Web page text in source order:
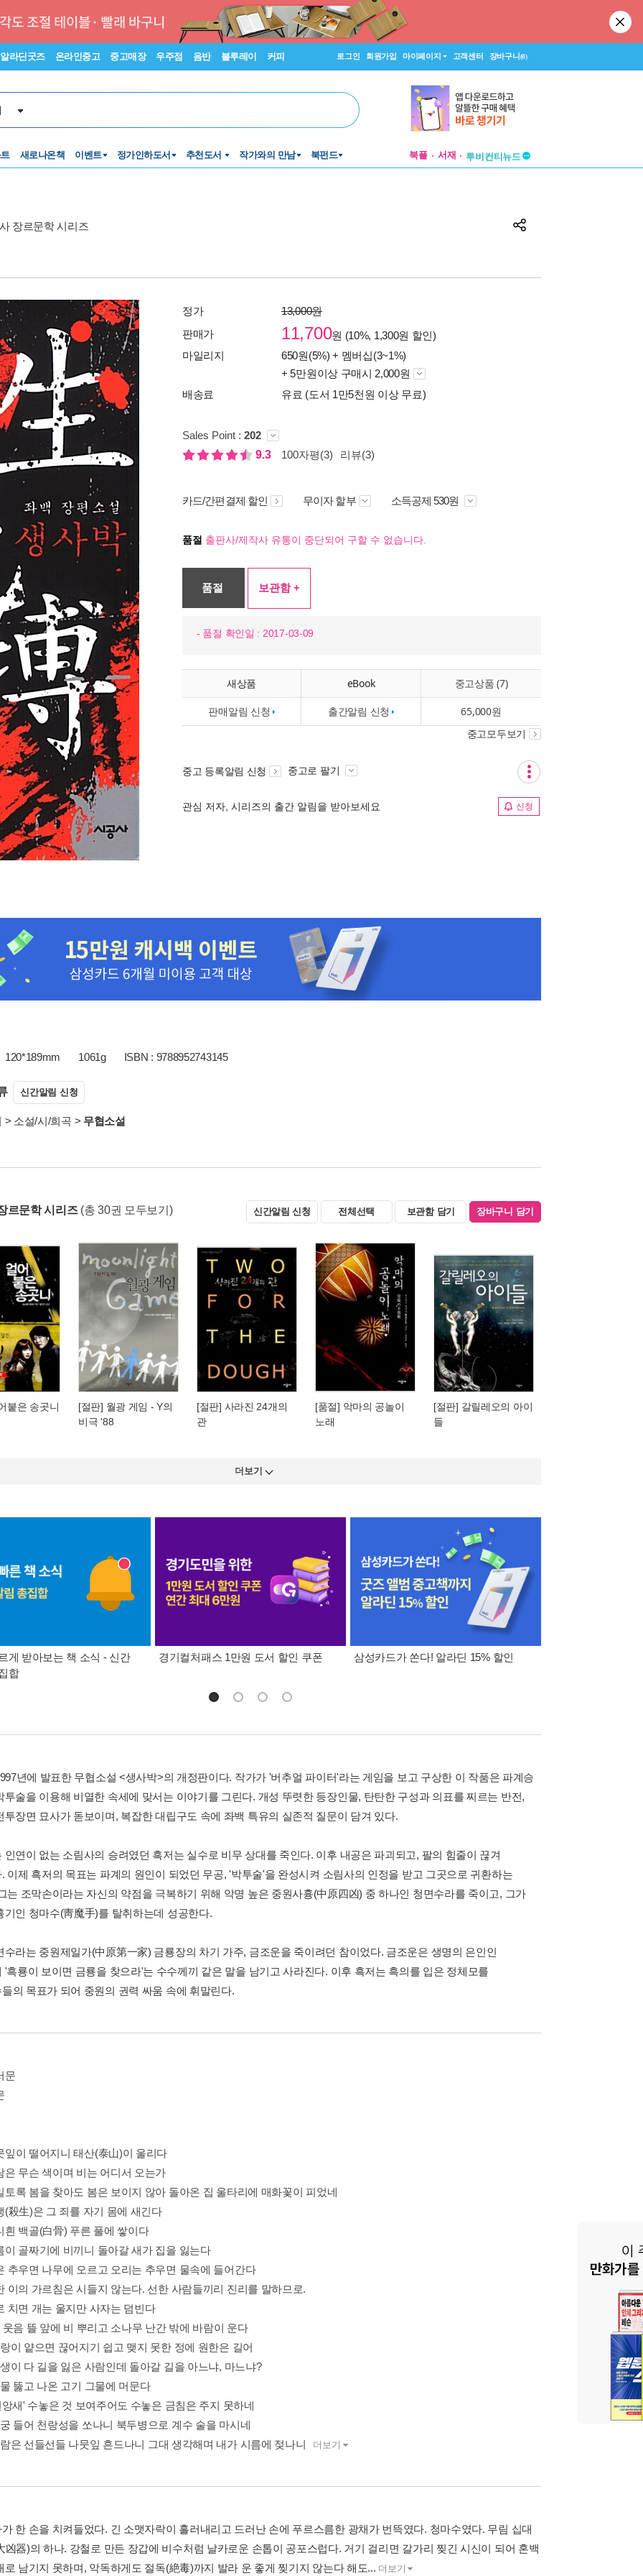
알라딘굿즈 온라인중고 중고매장 우주점 음반 블루레이 커피 로그인 회원가입 마이페이지 고객센터 장바구니(0)
새로나온책 이벤트 정가인하도서 추천도서 작가와의 만남 북펀드 북플 서재
투비컨티뉴드
장르문학 시리즈
정가
13,000원
판매가
11,700원 (10%, 1,300원 할인)
마일리지
650원(5%) + 멤버십(3~1%)
+ 5만원이상 구매시 2,000원
배송료
유료 (도서 1만5천원 이상 무료)
Sales Point : 202
9.3
100자평(3) 리뷰(3)
카드/간편결제 할인 무이자 할부 소득공제 530원
품절 출판사/제작사 유통이 중단되어 구할 수 없습니다.
품절 보관함 +
- 품절 확인일 : 2017-03-09
새상품 eBook 중고상품 (7)
판매알림 신청 출간알림 신청 65,000원
중고모두보기
중고 등록알림 신청 중고로 팔기
관심 저자, 시리즈의 출간 알림을 받아보세요 신청
120*189mm 1061g ISBN : 9788952743145
신간알림 신청
> 소설/시/희곡 > 무협소설
르문학 시리즈 (총 30권 모두보기) 신간알림 신청 전체선택 보관함 담기 장바구니 담기
붙은 송곳니
[절판] 월광 게임 - Y의
비극 '88
[절판] 사라진 24개의
관
[품절] 악마의 공놀이
노래
[절판] 갈릴레오의 아이
들
더보기
게 받아보는 책 소식 - 신간
합
경기컬처패스 1만원 도서 할인 쿠폰 삼성카드가 쏜다! 알라딘 15% 할인
년에 발표한 무협소설 <생사박>의 개정판이다. 작가가 '버추얼 파이터'라는 게임을 보고 구상한 이 작품은 파계승
투술을 이용해 비열한 속세에 맞서는 이야기를 그린다. 개성 뚜렷한 등장인물, 탄탄한 구성과 의표를 찌르는 반전,
투장면 묘사가 돋보이며, 복잡한 대립구도 속에 좌백 특유의 실존적 질문이 담겨 있다.
인연이 없는 소림사의 승려였던 흑저는 실수로 비무 상대를 죽인다. 이후 내공은 파괴되고, 팔의 힘줄이 끊겨
이제 흑저의 목표는 파계의 원인이 되었던 무공, '박투술'을 완성시켜 소림사의 인정을 받고 그곳으로 귀환하는
는 조막손이라는 자신의 약점을 극복하기 위해 악명 높은 중원사흉(中原四凶) 중 하나인 청면수라를 죽이고, 그가
기인 청마수(靑魔手)를 탈취하는데 성공한다.
수라는 중원제일가(中原第一家) 금룡장의 차기 가주, 금조운을 죽이려던 참이었다. 금조운은 생명의 은인인
'흑룡이 보이면 금룡을 찾으라'는 수수께끼 같은 말을 남기고 사라진다. 이후 흑저는 흑의를 입은 정체모를
의 목표가 되어 중원의 권력 싸움 속에 휘말린다.
문
잎이 떨어지니 태산(泰山)이 울리다
은 무슨 색이며 비는 어디서 오는가
토록 봄을 찾아도 봄은 보이지 않아 돌아온 집 울타리에 매화꽃이 피었네
(殺生)은 그 죄를 자기 몸에 새긴다
흰 백골(白骨) 푸른 풀에 쌓이다
이 골짜기에 비끼니 돌아갈 새가 집을 잃는다
추우면 나무에 오르고 오리는 추우면 물속에 들어간다
이의 가르침은 시들지 않는다. 선한 사람들끼리 진리를 말하므로.
치면 개는 울지만 사자는 덤빈다
웃음 뜰 앞에 비 뿌리고 소나무 난간 밖에 바람이 운다
이 얕으면 끊어지기 쉽고 맺지 못한 정에 원한은 길어
이 다 길을 잃은 사람인데 돌아갈 길을 아느냐, 마느냐?
뚫고 나온 고기 그물에 머문다
새' 수놓은 것 보여주어도 수놓은 금침은 주지 못하네
들어 천랑성을 쏘나니 북두병으로 계수 술을 마시네
은 선들선들 나뭇잎 흔드나니 그대 생각해며 내가 시름에 젖나니
더보기
한 손을 치켜들었다. 긴 소맷자락이 흘러내리고 드러난 손에 푸르스름한 광채가 번뜩였다. 청마수였다. 무림 십대
凶器)의 하나. 강철로 만든 장갑에 비수처럼 날카로운 손톱이 공포스럽다. 거기 걸리면 갈가리 찢긴 시신이 되어 혼백
로 남기지 못하며, 악독하게도 절독(絶毒)까지 발라 운 좋게 찢기지 않는다 해도... 더보기